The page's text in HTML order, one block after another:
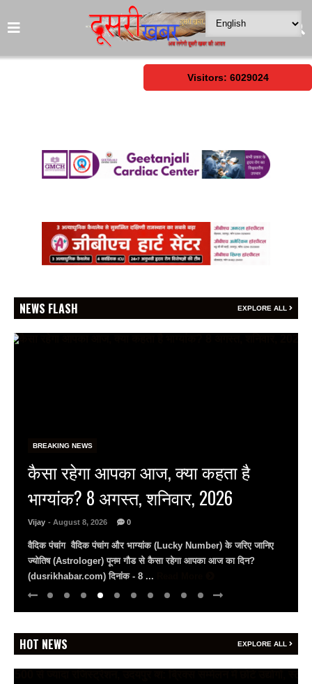
Visitors: 6029024
NEWS FLASH EXPLORE ALL
राष्ट्रीय हथकरघा दिवस पर जयपुर के
जेकेके में राज्य स्तरीय समारोह, बुनकर
राज्यस्तरीय पुरस्कार से सम्मानित…
Vijay - August 8, 2026 0
राष्ट्रीय हथकरघा दिवस: जेकेके में दिखी बुनकरों की प्रतिभा मंत्री राज्यवर्धन
राठौड़ बोले– भारतीय हथकरघा को पीएम मोदी ने दिलाई वैश्विक पहचान युवाओं से
अपील, ... Read More
HOT NEWS EXPLORE ALL